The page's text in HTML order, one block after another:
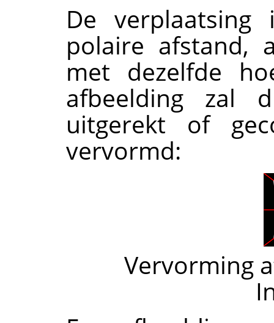
De
polaire afstand,
met dezelfde
afbeelding zal
uitgerekt of
vervormd:
Vervorming